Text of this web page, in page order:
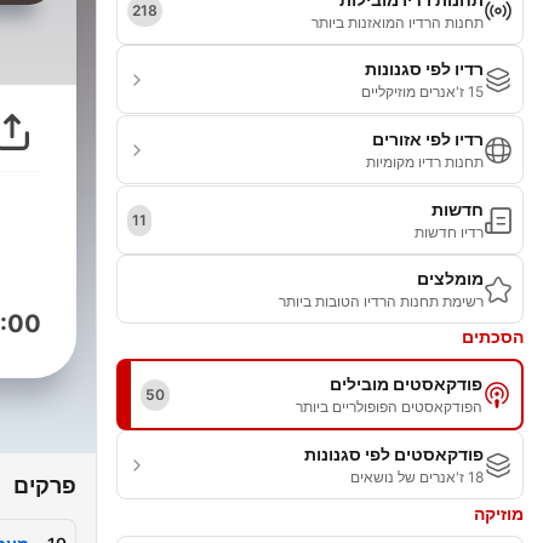
תחנות הרדיו המואזנות ביותר
218
רדיו לפי סגנונות
15 ז'אנרים מוזיקליים
רדיו לפי אזורים
תחנות רדיו מקומיות
חדשות
רדיו חדשות
11
מומלצים
רשימת תחנות הרדיו הטובות ביותר
הסכתים
פודקאסטים מובילים
הפודקאסטים הפופולריים ביותר
50
פודקאסטים לפי סגנונות
18 ז'אנרים של נושאים
מוזיקה
פרקים